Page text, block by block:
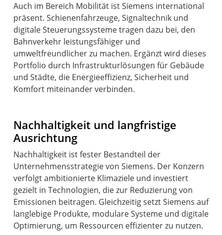
Auch im Bereich Mobilität ist Siemens international
präsent. Schienenfahrzeuge, Signaltechnik und
digitale Steuerungssysteme tragen dazu bei, den
Bahnverkehr leistungsfähiger und
umweltfreundlicher zu machen. Ergänzt wird dieses
Portfolio durch Infrastrukturlösungen für Gebäude
und Städte, die Energieeffizienz, Sicherheit und
Komfort miteinander verbinden.
Nachhaltigkeit und langfristige
Ausrichtung
Nachhaltigkeit ist fester Bestandteil der
Unternehmensstrategie von Siemens. Der Konzern
verfolgt ambitionierte Klimaziele und investiert
gezielt in Technologien, die zur Reduzierung von
Emissionen beitragen. Gleichzeitig setzt Siemens auf
langlebige Produkte, modulare Systeme und digitale
Optimierung, um Ressourcen effizienter zu nutzen.